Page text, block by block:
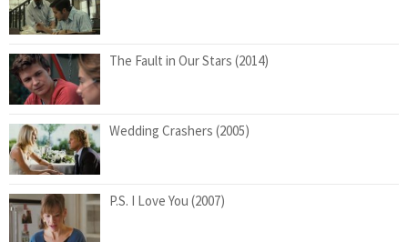
The Fault in Our Stars (2014)
Wedding Crashers (2005)
P.S. I Love You (2007)